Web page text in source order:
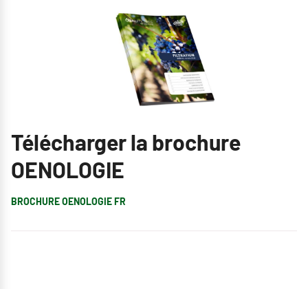
Télécharger la brochure
OENOLOGIE
BROCHURE OENOLOGIE FR